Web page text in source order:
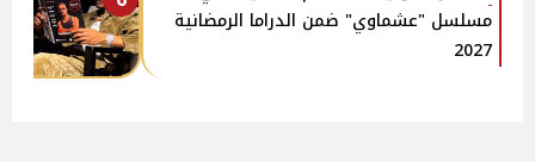
مسلسل "عشماوي" ضمن الدراما الرمضانية
2027